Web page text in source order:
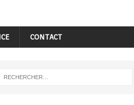
CONTACT